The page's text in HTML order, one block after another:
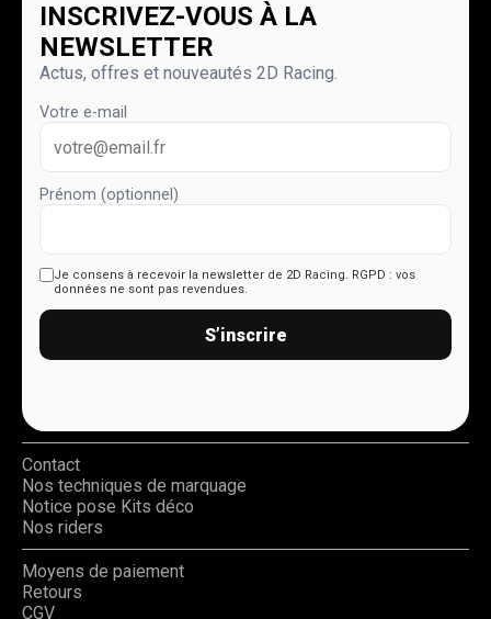
INSCRIVEZ-VOUS À LA
NEWSLETTER
Actus, offres et nouveautés 2D Racing.
Votre e-mail
Prénom (optionnel)
Je consens à recevoir la newsletter de 2D Racing. RGPD : vos
données ne sont pas revendues.
S’inscrire
Contact
Nos techniques de marquage
Notice pose Kits déco
Nos riders
Moyens de paiement
Retours
CGV